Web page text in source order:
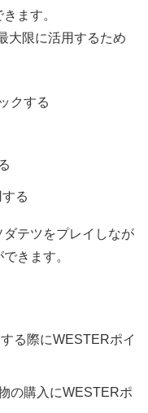
ます。
大限に活用するため
クする
る
テツをプレイしなが
きます。
る際にWESTERポイ
の購入にWESTERポ